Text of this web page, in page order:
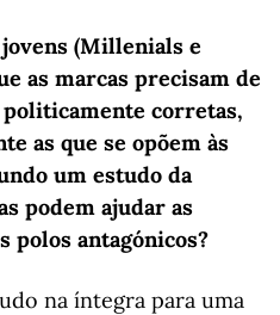
(Millenials e
as marcas precisam de
corretas,
as que se opõem às
um estudo da
podem ajudar as
polos antagónicos?
na íntegra para uma